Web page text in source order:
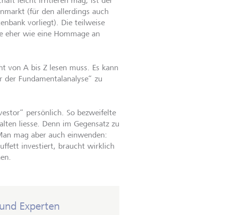
(für den allerdings auch
vorliegt). Die teilweise
eher wie eine Hommage an
von A bis Z lesen muss. Es kann
Fundamentalanalyse“ zu
persönlich. So bezweifelte
liesse. Denn im Gegensatz zu
mag aber auch einwenden:
investiert, braucht wirklich
Experten